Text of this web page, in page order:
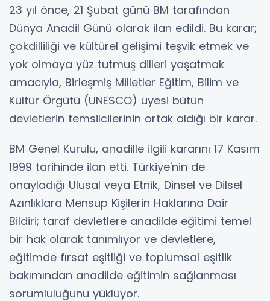
23 yıl önce, 21 Şubat günü BM tarafından
Dünya Anadil Günü olarak ilan edildi. Bu karar;
çokdilliliği ve kültürel gelişimi teşvik etmek ve
yok olmaya yüz tutmuş dilleri yaşatmak
amacıyla, Birleşmiş Milletler Eğitim, Bilim ve
Kültür Örgütü (UNESCO) üyesi bütün
devletlerin temsilcilerinin ortak aldığı bir karar.
BM Genel Kurulu, anadille ilgili kararını 17 Kasım
1999 tarihinde ilan etti. Türkiye'nin de
onayladığı Ulusal veya Etnik, Dinsel ve Dilsel
Azınlıklara Mensup Kişilerin Haklarına Dair
Bildiri; taraf devletlere anadilde eğitimi temel
bir hak olarak tanımlıyor ve devletlere,
eğitimde fırsat eşitliği ve toplumsal eşitlik
bakımından anadilde eğitimin sağlanması
sorumluluğunu yüklüyor.